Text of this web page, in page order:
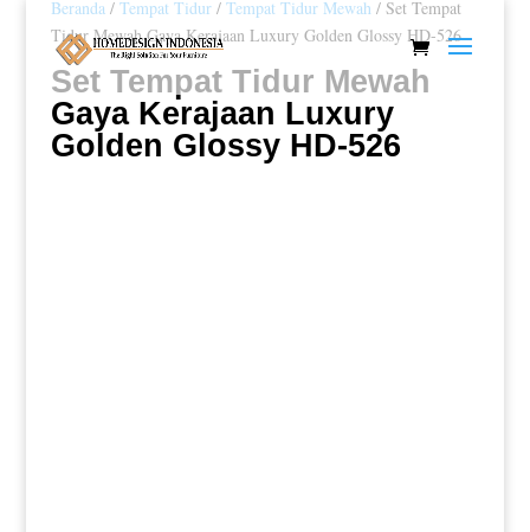
Beranda/ Tempat Tidur/ Tempat Tidur Mewah / Set Tempat
Tidur Mewah Gaya Kerajaan Luxury Golden Glossy HD-526
Set Tempat Tidur Mewah
Gaya Kerajaan Luxury
Golden Glossy HD-526